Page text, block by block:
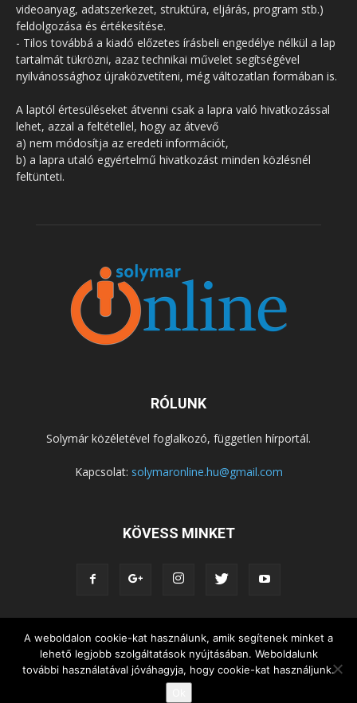
videoanyag, adatszerkezet, struktúra, eljárás, program stb.)
feldolgozása és értékesítése.
- Tilos továbbá a kiadó előzetes írásbeli engedélye nélkül a lap
tartalmát tükrözni, azaz technikai művelet segítségével
nyilvánossághoz újraközvetíteni, még változatlan formában is.
A laptól értesüléseket átvenni csak a lapra való hivatkozással
lehet, azzal a feltétellel, hogy az átvevő
a) nem módosítja az eredeti információt,
b) a lapra utaló egyértelmű hivatkozást minden közlésnél
feltünteti.
RÓLUNK
Solymár közéletével foglalkozó, független hírportál.
Kapcsolat: solymaronline.hu@gmail.com
KÖVESS MINKET
KÖZÉLET KÖZÖSSÉGEK
SZABADIDŐ
NEMZETISÉG, HELYTÖRTÉNET
RIPORTOK
KÖZÉRDEKŰ INFORMÁCIÓK
© Copyright 2015 - Solymár Online
A weboldalon cookie-kat használunk, amik segítenek minket a
lehető legjobb szolgáltatások nyújtásában. Weboldalunk
további használatával jóváhagyja, hogy cookie-kat használjunk.